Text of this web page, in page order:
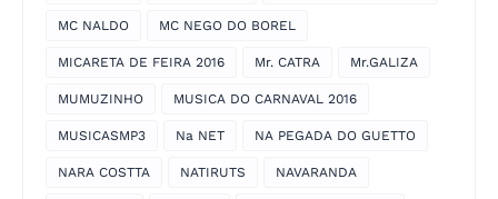
MC NALDO MC NEGO DO BOREL
MICARETA DE FEIRA 2016 Mr. CATRA Mr.GALIZA
MUMUZINHO MUSICA DO CARNAVAL 2016
MUSICASMP3 Na NET NA PEGADA DO GUETTO
NARA COSTTA NATIRUTS NAVARANDA